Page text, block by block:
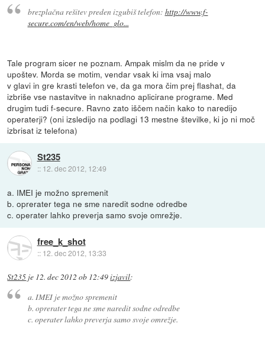
brezplačna rešitev preden izgubiš telefon: http://www.f-
secure.com/en/web/home_glo...
Tale program sicer ne poznam. Ampak mislm da ne pride v
upoštev. Morda se motim, vendar vsak ki ima vsaj malo
v glavi in gre krasti telefon ve, da ga mora čim prej flashat, da
izbriše vse nastavitve in naknadno aplicirane programe. Med
drugim tudi f-secure. Ravno zato iščem način kako to naredijo
operaterji? (oni izsledijo na podlagi 13 mestne številke, ki jo ni moč
izbrisat iz telefona)
St235
:: 12. dec 2012, 12:49
a. IMEI je možno spremenit
b. oprerater tega ne sme naredit sodne odredbe
c. operater lahko preverja samo svoje omrežje.
free_k_shot
:: 12. dec 2012, 13:33
St235 je 12. dec 2012 ob 12:49izjavil:
a. IMEI je možno spremenit
b. oprerater tega ne sme naredit sodne odredbe
c. operater lahko preverja samo svoje omrežje.